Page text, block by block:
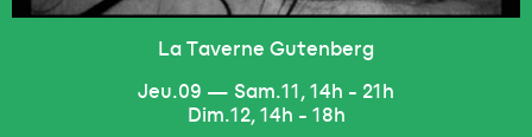
Artistes
La Taverne Gutenberg
Jeu.09 — Sam.11, 14h - 21h
Dim.12, 14h - 18h